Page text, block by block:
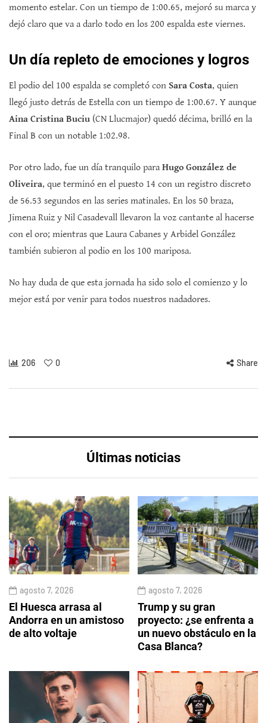
momento estelar. Con un tiempo de 1:00.65, mejoró su marca y
dejó claro que va a darlo todo en los 200 espalda este viernes.
Un día repleto de emociones y logros
El podio del 100 espalda se completó con Sara Costa, quien
llegó justo detrás de Estella con un tiempo de 1:00.67. Y aunque
Aina Cristina Buciu (CN Llucmajor) quedó décima, brilló en la
Final B con un notable 1:02.98.
Por otro lado, fue un día tranquilo para Hugo González de
Oliveira, que terminó en el puesto 14 con un registro discreto
de 56.53 segundos en las series matinales. En los 50 braza,
Jimena Ruiz y Nil Casadevall llevaron la voz cantante al hacerse
con el oro; mientras que Laura Cabanes y Arbidel González
también subieron al podio en los 100 mariposa.
No hay duda de que esta jornada ha sido solo el comienzo y lo
mejor está por venir para todos nuestros nadadores.
206 0 Share
Últimas noticias
agosto 7, 2026
El Huesca arrasa al
Andorra en un amistoso
de alto voltaje
agosto 7, 2026
Trump y su gran
proyecto: ¿se enfrenta a
un nuevo obstáculo en la
Casa Blanca?